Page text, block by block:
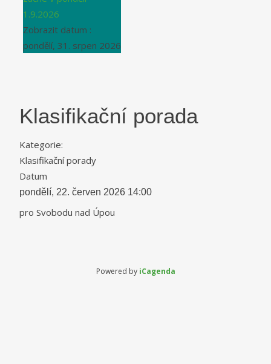
1.9.2026
Zobrazit datum :
pondělí, 31. srpen 2026
Klasifikační porada
Kategorie:
Klasifikační porady
Datum
pondělí, 22. červen 2026 14:00
pro Svobodu nad Úpou
Powered by iCagenda